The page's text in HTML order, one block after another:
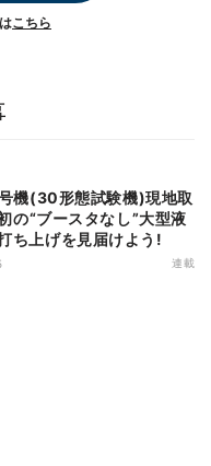
こちら
機(30形態試験機)現地取
ち上げを見届けよう!
連載